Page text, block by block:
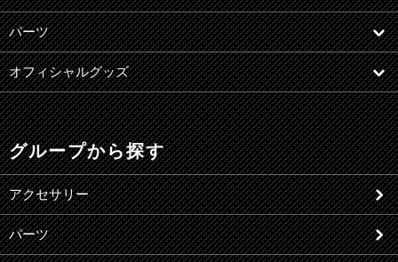
パーツ
オフィシャルグッズ
グループから探す
アクセサリー
パーツ